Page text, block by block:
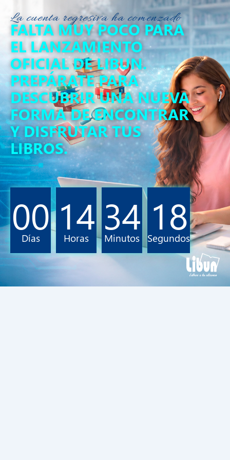
La cuenta regresiva ha comenzado
FALTA MUY POCO PARA
EL LANZAMIENTO
OFICIAL DE LIBUN.
PREPÁRATE PARA
DESCUBRIR UNA NUEVA
FORMA DE ENCONTRAR
Y DISFRUTAR TUS
LIBROS.
00
Días 14
Horas 34
Minutos 18
Segundos